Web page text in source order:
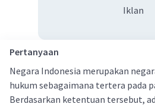
Iklan
Pertanyaan
Negara Indonesia merupakan
hukum sebagaimana tertera pada
Berdasarkan ketentuan tersebut,